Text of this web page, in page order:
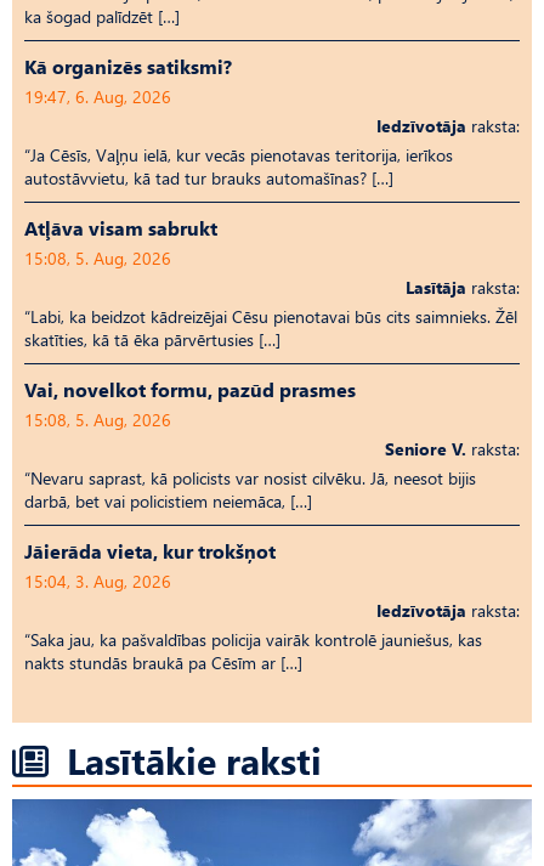
ka šogad palīdzēt […]
Kā organizēs satiksmi?
19:47, 6. Aug, 2026
Iedzīvotāja raksta:
“Ja Cēsīs, Vaļņu ielā, kur vecās pienotavas teritorija, ierīkos
autostāvvietu, kā tad tur brauks automašīnas? […]
Atļāva visam sabrukt
15:08, 5. Aug, 2026
Lasītāja raksta:
“Labi, ka beidzot kādreizējai Cēsu pienotavai būs cits saimnieks. Žēl
skatīties, kā tā ēka pārvērtusies […]
Vai, novelkot formu, pazūd prasmes
15:08, 5. Aug, 2026
Seniore V. raksta:
“Nevaru saprast, kā policists var nosist cilvēku. Jā, neesot bijis
darbā, bet vai policistiem neiemāca, […]
Jāierāda vieta, kur trokšņot
15:04, 3. Aug, 2026
Iedzīvotāja raksta:
“Saka jau, ka pašvaldības policija vairāk kontrolē jauniešus, kas
nakts stundās braukā pa Cēsīm ar […]
Lasītākie raksti